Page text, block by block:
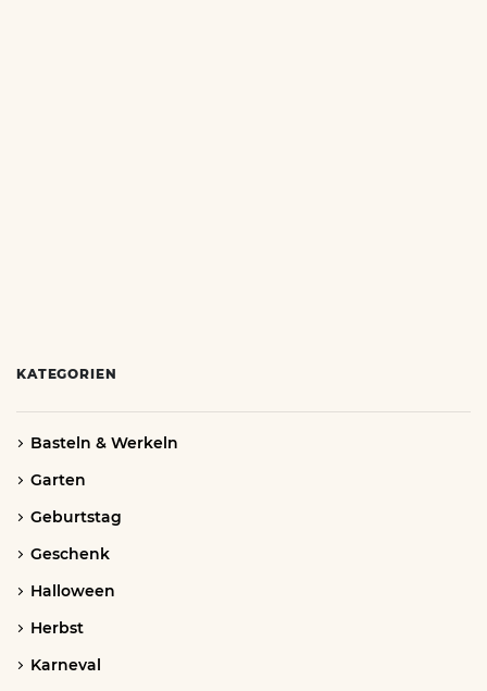
KATEGORIEN
Basteln & Werkeln
Garten
Geburtstag
Geschenk
Halloween
Herbst
Karneval